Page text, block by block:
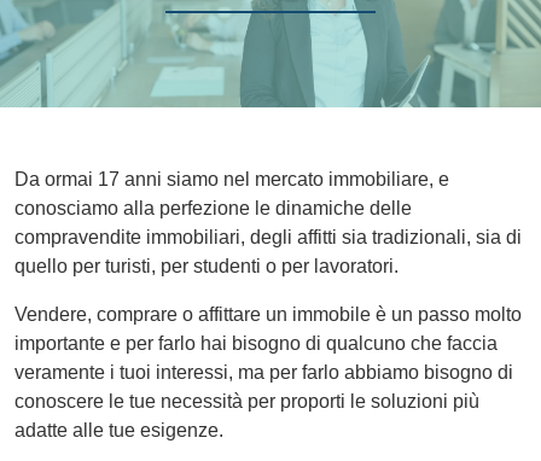
Da ormai 17 anni siamo nel mercato immobiliare, e
conosciamo alla perfezione le dinamiche delle
compravendite immobiliari, degli affitti sia tradizionali, sia di
quello per turisti, per studenti o per lavoratori.
Vendere, comprare o affittare un immobile è un passo molto
importante e per farlo hai bisogno di qualcuno che faccia
veramente i tuoi interessi, ma per farlo abbiamo bisogno di
conoscere le tue necessità per proporti le soluzioni più
adatte alle tue esigenze.